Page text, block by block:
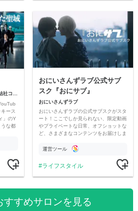
「コヤッキースタジオ」「秘密結社コヤミナティ」
ース
」のY
な都
おにいさんずラブ公式サブ
スク『おにサブ』
おにいさんずラブ
おにいさんずラブの公式サブスクがスタ
ート！ここでしか見られない、限定動画
やプライベートな日常、オフショットな
ど、さまざまなコンテンツをお届けしま
運営ツール
ライフスタイル
すすめサロンを見る